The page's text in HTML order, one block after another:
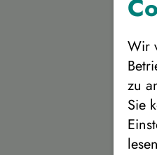
Wir
zu
Sie